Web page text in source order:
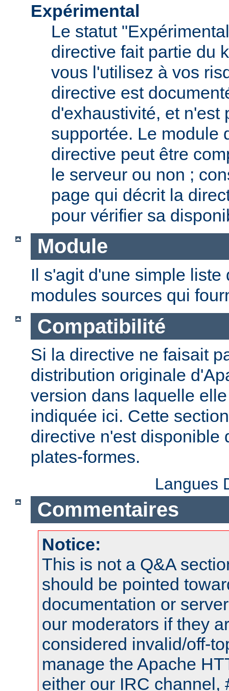
Expérimental
Le statut
directive fait partie du
vous l'utilisez à vos
directive est
d'exhaustivité, et n'est
supportée. Le module
directive peut être
le serveur ou non ;
page qui décrit la
pour vérifier sa
Module
Il s'agit d'une simple liste
modules sources qui
Compatibilité
Si la directive ne faisait
distribution originale
version dans laquelle
indiquée ici. Cette
directive n'est disponible
plates-formes.
Langues
Commentaires
Notice:
This is not a Q&A
should be pointed
documentation or
our moderators if they
considered invalid/off-
manage the Apache
either our IRC channel,